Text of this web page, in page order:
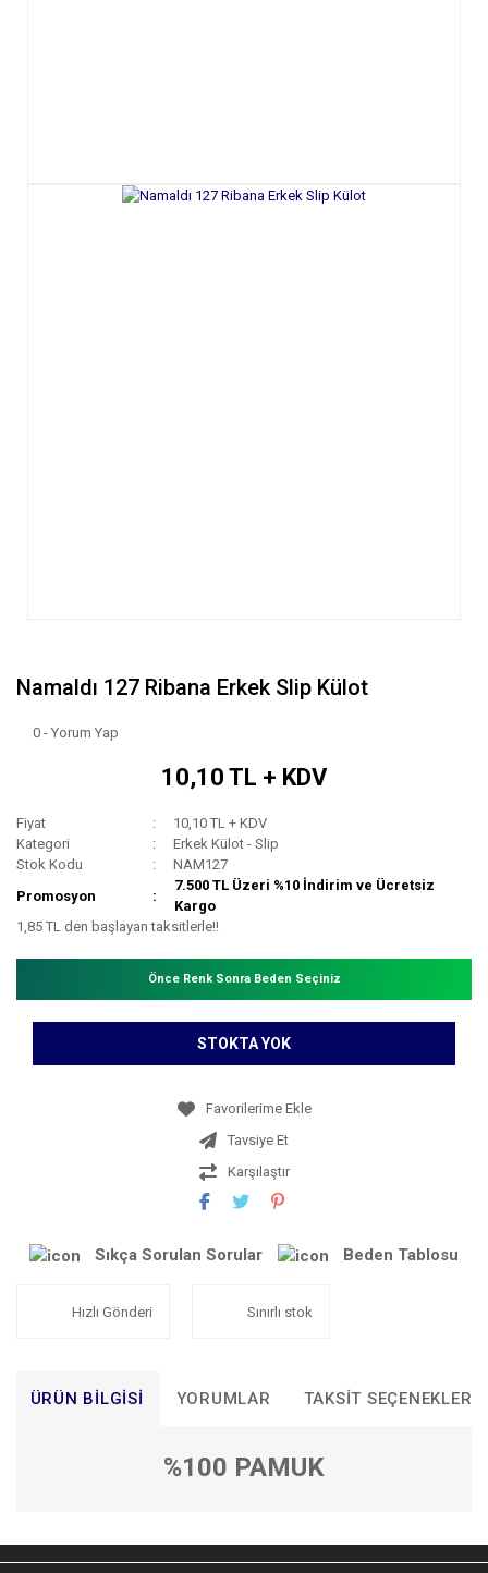
Namaldı 127 Ribana Erkek Slip Külot
0 - Yorum Yap
10,10 TL + KDV
Fiyat
10,10 TL + KDV
Kategori
Erkek Külot - Slip
Stok Kodu
NAM127
Promosyon
7.500 TL Üzeri %10 İndirim ve Ücretsiz
Kargo
1,85 TL den başlayan taksitlerle!!
Önce Renk Sonra Beden Seçiniz
STOKTA YOK
Tavsiye Et
Karşılaştır
Sıkça Sorulan Sorular Beden Tablosu
Hızlı Gönderi Sınırlı stok
ÜRÜN BILGISI YORUMLAR TAKSIT SEÇENEKLERI
%100 PAMUK
Bu ürünün fiyat bilgisi, resim, ürün açıklamalarında ve diğer
konularda yetersiz gördüğünüz noktaları öneri formunu